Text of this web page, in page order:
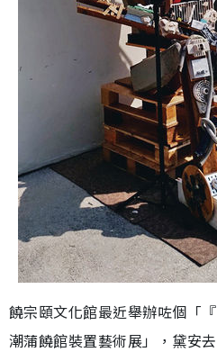
饒宗頤文化館最近舉辦咗個「
潮蒲饒館裝置藝術展」，黛安